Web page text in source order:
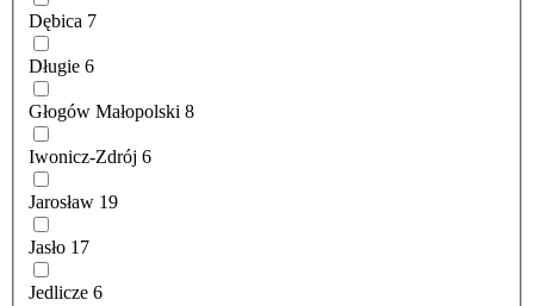
Dębica 7
Długie 6
Głogów Małopolski 8
Iwonicz-Zdrój 6
Jarosław 19
Jasło 17
Jedlicze 6